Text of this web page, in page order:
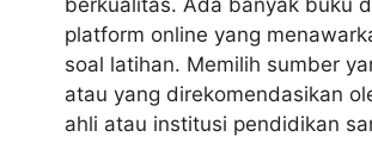
platform online yang
soal latihan. Memilih sumber
atau yang direkomendasikan
ahli atau institusi pendidikan